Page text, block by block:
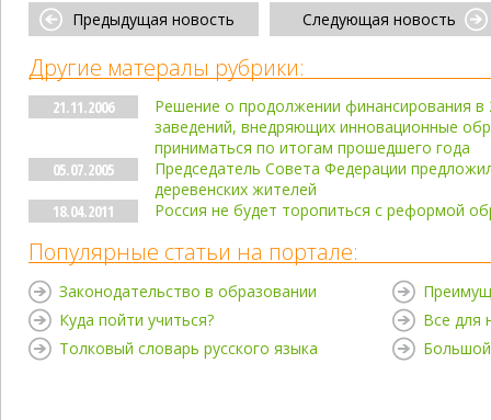
Предыдущая новость Следующая новость
Другие матералы рубрики:
21.11.2006
Решение о продолжении финансирования в
заведений, внедряющих инновационные
приниматься по итогам прошедшего года
05.07.2005
Председатель Совета Федерации
деревенских жителей
18.04.2011
Россия не будет торопиться с реформой
Популярные статьи на портале:
Законодательство в образовании
Куда пойти учиться?
Толковый словарь русского языка
Все для
Большой